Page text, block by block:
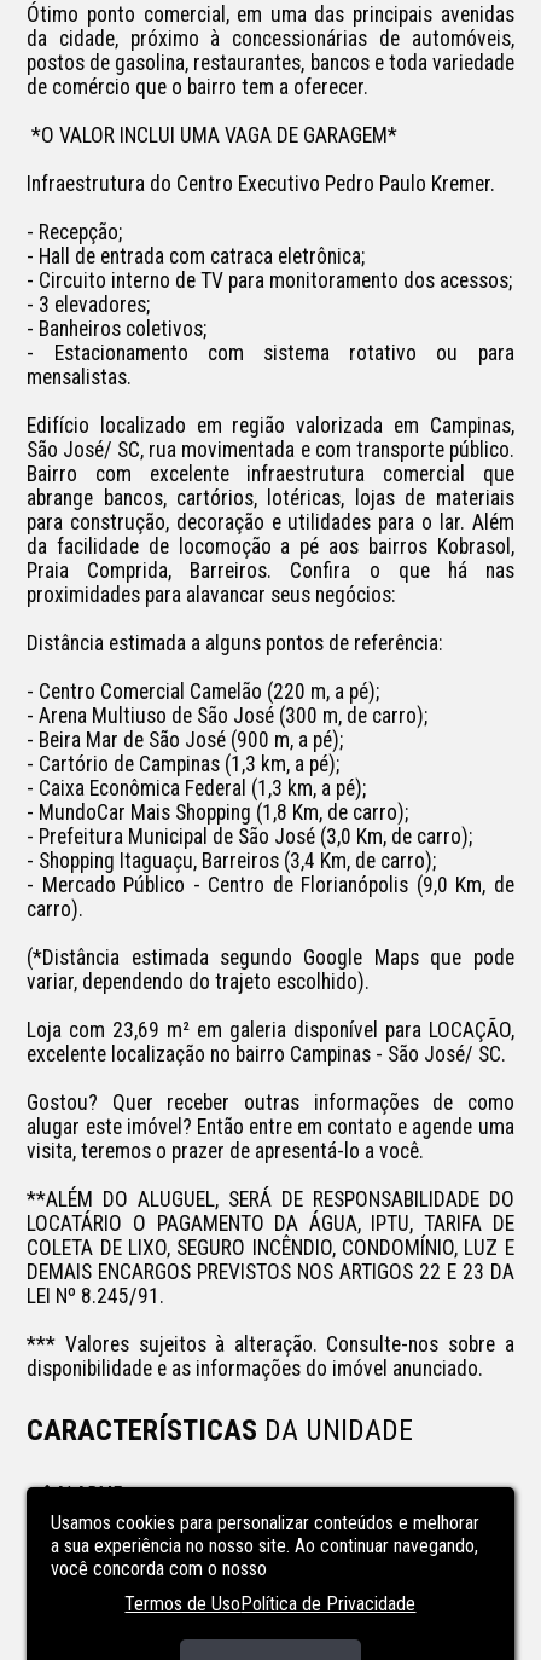
Ótimo ponto comercial, em uma das principais avenidas
da cidade, próximo à concessionárias de automóveis,
postos de gasolina, restaurantes, bancos e toda variedade
de comércio que o bairro tem a oferecer.
*O VALOR INCLUI UMA VAGA DE GARAGEM*
Infraestrutura do Centro Executivo Pedro Paulo Kremer.
- Recepção;
- Hall de entrada com catraca eletrônica;
- Circuito interno de TV para monitoramento dos acessos;
- 3 elevadores;
- Banheiros coletivos;
- Estacionamento com sistema rotativo ou para
mensalistas.
Edifício localizado em região valorizada em Campinas,
São José/ SC, rua movimentada e com transporte público.
Bairro com excelente infraestrutura comercial que
abrange bancos, cartórios, lotéricas, lojas de materiais
para construção, decoração e utilidades para o lar. Além
da facilidade de locomoção a pé aos bairros Kobrasol,
Praia Comprida, Barreiros. Confira o que há nas
proximidades para alavancar seus negócios:
Distância estimada a alguns pontos de referência:
- Centro Comercial Camelão (220 m, a pé);
- Arena Multiuso de São José (300 m, de carro);
- Beira Mar de São José (900 m, a pé);
- Cartório de Campinas (1,3 km, a pé);
- Caixa Econômica Federal (1,3 km, a pé);
- MundoCar Mais Shopping (1,8 Km, de carro);
- Prefeitura Municipal de São José (3,0 Km, de carro);
- Shopping Itaguaçu, Barreiros (3,4 Km, de carro);
- Mercado Público - Centro de Florianópolis (9,0 Km, de
carro).
(*Distância estimada segundo Google Maps que pode
variar, dependendo do trajeto escolhido).
Loja com 23,69 m² em galeria disponível para LOCAÇÃO,
excelente localização no bairro Campinas - São José/ SC.
Gostou? Quer receber outras informações de como
alugar este imóvel? Então entre em contato e agende uma
visita, teremos o prazer de apresentá-lo a você.
**ALÉM DO ALUGUEL, SERÁ DE RESPONSABILIDADE DO
LOCATÁRIO O PAGAMENTO DA ÁGUA, IPTU, TARIFA DE
COLETA DE LIXO, SEGURO INCÊNDIO, CONDOMÍNIO, LUZ E
DEMAIS ENCARGOS PREVISTOS NOS ARTIGOS 22 E 23 DA
LEI Nº 8.245/91.
*** Valores sujeitos à alteração. Consulte-nos sobre a
disponibilidade e as informações do imóvel anunciado.
CARACTERÍSTICAS DA UNIDADE
ALARME
CARACTERÍSTICASDO
EMPREENDIMENTO
2 elevadores por torre
Usamos cookies para personalizar conteúdos e melhorar
a sua experiência no nosso site. Ao continuar navegando,
você concorda com o nosso
Termos de UsoPolítica de Privacidade